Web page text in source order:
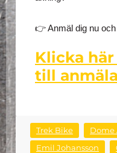
👉 Anmäl dig nu
Klicka
till
Trek Bike
Dome
Emil Johansson